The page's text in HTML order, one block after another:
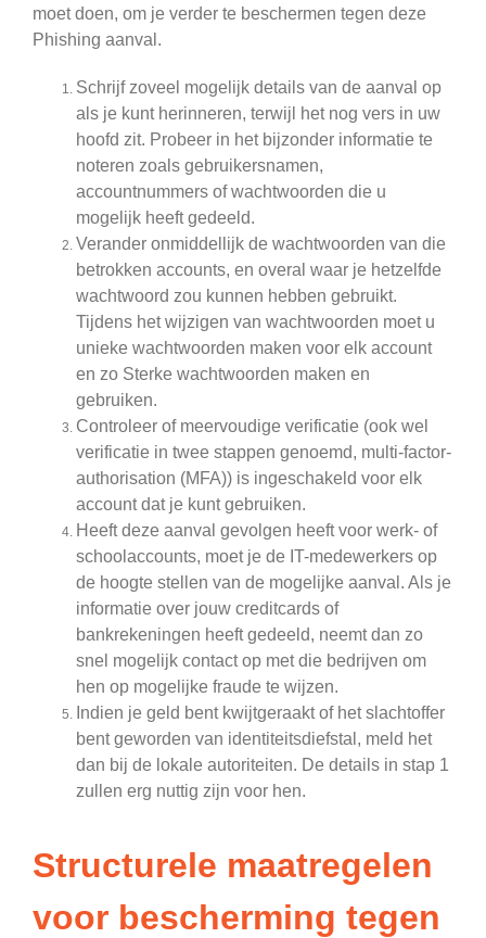
moet doen, om je verder te beschermen tegen deze
Phishing aanval.
Schrijf zoveel mogelijk details van de aanval op
als je kunt herinneren, terwijl het nog vers in uw
hoofd zit. Probeer in het bijzonder informatie te
noteren zoals gebruikersnamen,
accountnummers of wachtwoorden die u
mogelijk heeft gedeeld.
Verander onmiddellijk de wachtwoorden van die
betrokken accounts, en overal waar je hetzelfde
wachtwoord zou kunnen hebben gebruikt.
Tijdens het wijzigen van wachtwoorden moet u
unieke wachtwoorden maken voor elk account
en zo Sterke wachtwoorden maken en
gebruiken.
Controleer of meervoudige verificatie (ook wel
verificatie in twee stappen genoemd, multi-factor-
authorisation (MFA)) is ingeschakeld voor elk
account dat je kunt gebruiken.
Heeft deze aanval gevolgen heeft voor werk- of
schoolaccounts, moet je de IT-medewerkers op
de hoogte stellen van de mogelijke aanval. Als je
informatie over jouw creditcards of
bankrekeningen heeft gedeeld, neemt dan zo
snel mogelijk contact op met die bedrijven om
hen op mogelijke fraude te wijzen.
Indien je geld bent kwijtgeraakt of het slachtoffer
bent geworden van identiteitsdiefstal, meld het
dan bij de lokale autoriteiten. De details in stap 1
zullen erg nuttig zijn voor hen.
Structurele maatregelen
voor bescherming tegen